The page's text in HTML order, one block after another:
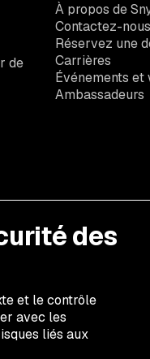
de
À propos de
Contactez-nous
Réservez une
Carrières
Événements et
Ambassadeurs
des
et le contrôle
avec les
liés aux